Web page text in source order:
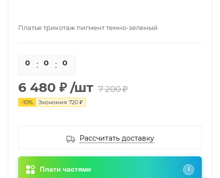
Платье трикотаж пигмент темно-зеленый
0 0 0
6 480 ₽ /шт 7 200 ₽
-10% Экономия 720 ₽
Рассчитать доставку
Плати частями i